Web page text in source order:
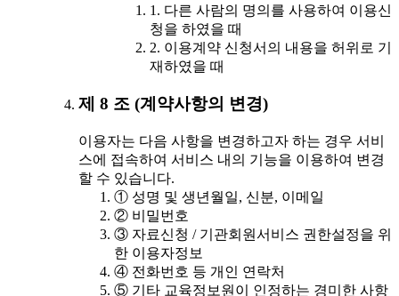
1. 다른 사람의 명의를 사용하여 이용신
청을 하였을 때
2. 이용계약 신청서의 내용을 허위로 기
재하였을 때
제 8 조 (계약사항의 변경)
이용자는 다음 사항을 변경하고자 하는 경우 서비
스에 접속하여 서비스 내의 기능을 이용하여 변경
할 수 있습니다.
① 성명 및 생년월일, 신분, 이메일
② 비밀번호
③ 자료신청 / 기관회원서비스 권한설정을 위
한 이용자정보
④ 전화번호 등 개인 연락처
⑤ 기타 교육정보원이 인정하는 경미한 사항